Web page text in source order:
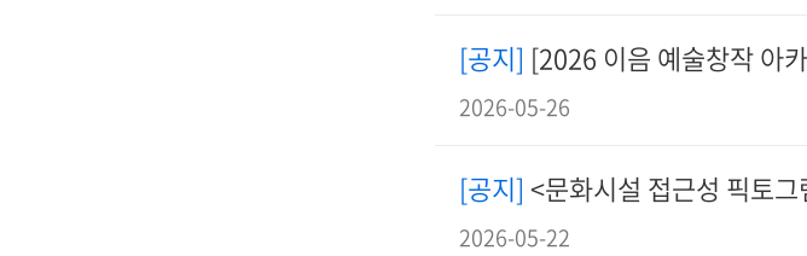
[공지] [2026 이음 예술창작 아
2026-05-26
[공지] <문화시설 접근성 픽토
2026-05-22